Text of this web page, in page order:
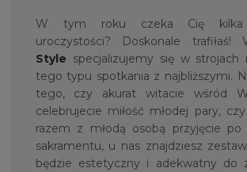
W tym roku czeka Cię kilka
uroczystości? Doskonale
Style specjalizujemy się w strojach
tego typu spotkania z najbliższymi.
tego, czy akurat witacie wśród
celebrujecie miłość młodej pary,
razem z młodą osobą przyjęcie po
sakramentu, u nas znajdziesz
będzie estetyczny i adekwatny do